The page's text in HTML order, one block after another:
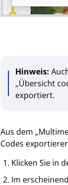
Hinweis:
„Übersicht
exportiert.
Aus dem
Codes
Klicken Sie in
Im